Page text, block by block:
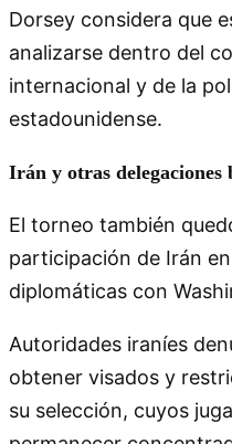
Dorsey considera que
analizarse dentro del
internacional y de la
estadounidense.
Irán y otras delegaciones
El torneo también
participación de Irán
diplomáticas con
Autoridades iraníes
obtener visados y
su selección, cuyos